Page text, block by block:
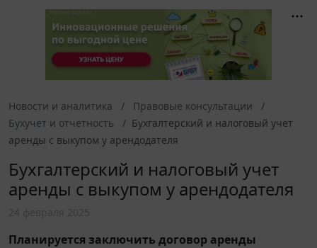
Новости и аналитика
Правовые консультации
Бухучет и отчетность
Бухгалтерский и налоговый учет
аренды с выкупом у арендодателя
Бухгалтерский и налоговый учет
аренды с выкупом у арендодателя
Планируется заключить договор аренды